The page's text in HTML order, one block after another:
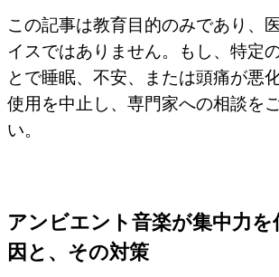
この記事は教育目的のみであり、
イスではありません。もし、特定
とで睡眠、不安、または頭痛が悪
使用を中止し、専門家への相談を
い。
アンビエント音楽が集中力
因と、その対策